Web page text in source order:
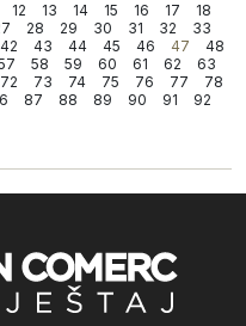
12 13 14 15 16 17
18
28 29 30 31 32
33
42 43 44 45 46 47
48
58 59 60 61 62
63
72 73 74 75 76 77
78
87 88 89 90 91 92